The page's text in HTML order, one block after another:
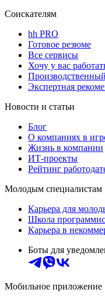
Соискателям
hh PRO
Готовое резюме
Все сервисы
Хочу у вас
Экспертная
Новости и статьи
Блог
О компаниях в
Жизнь в компании
ИТ-проекты
Рейтинг
Молодым специалистам
Карьера для
Школа
Карьера в
Боты для
Мобильное приложение